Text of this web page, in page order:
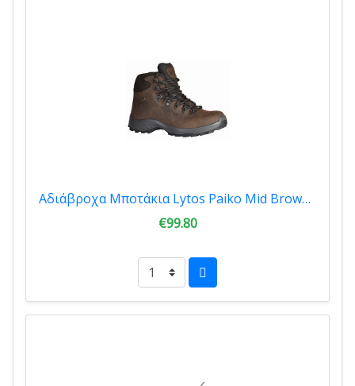
Αδιάβροχα Μποτάκια Lytos Paiko Mid Brown LTS34-00055
€99.80